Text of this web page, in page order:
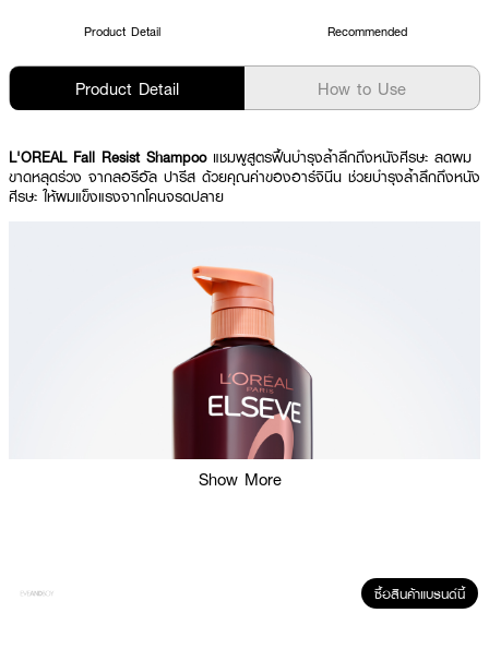
Product Detail Recommended
Product Detail How to Use
L'OREAL Fall Resist Shampooแชมพูสูตรฟื้นบำรุงล้ำลึกถึงหนังศีรษะ ลดผม
ขาดหลุดร่วง จากลอรีอัล ปารีส ด้วยคุณค่าของอาร์จินีน ช่วยบำรุงล้ำลึกถึงหนัง
ศีรษะ ให้ผมแข็งแรงจากโคนจรดปลาย
Show More
ซื้อสินค้าแบรนด์นี้